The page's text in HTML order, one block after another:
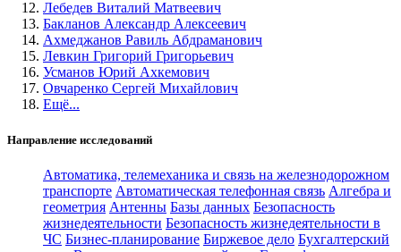
Лебедев Виталий Матвеевич
Бакланов Александр Алексеевич
Ахмеджанов Равиль Абдраманович
Левкин Григорий Григорьевич
Усманов Юрий Ахкемович
Овчаренко Сергей Михайлович
Ещё...
Направление исследований
Автоматика, телемеханика и связь на железнодорожном
транспорте Автоматическая телефонная связь Алгебра и
геометрия Антенны Базы данных Безопасность
жизнедеятельности Безопасность жизнедеятельности в
ЧС Бизнес-планирование Биржевое дело Бухгалтерский